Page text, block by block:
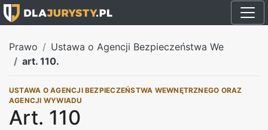
Prawo
Ustawa o Agencji Bezpieczeństwa We
art. 110.
USTAWA O AGENCJI BEZPIECZEŃSTWA WEWNĘTRZNEGO ORAZ
AGENCJI WYWIADU
Art. 110